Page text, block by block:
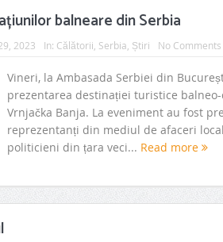
balneare din Serbia
2023 In: Călătorii Serbia Știri No Comments
Vineri, la Ambasada Serbiei din
prezentarea destinației turistice
Vrnjačka Banja. La eveniment au fost
reprezentanți din mediul de afaceri
politicieni din țara veci... Read more